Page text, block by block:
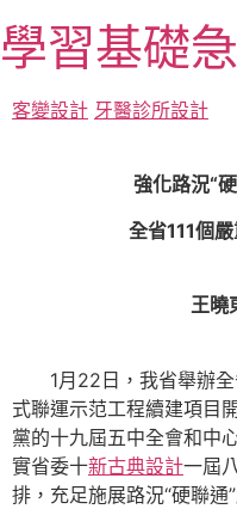
至
主
要
學習基礎
客變設計 牙醫診所設計
強化路況“硬
全省111個嚴
王曉東
1月22日，我省舉辦全
式聯運示范工程續建項目
黨的十九屆五中全會和中
實省委十新古典設計一屆
排，充足施展路況“硬聯通